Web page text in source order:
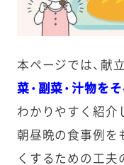
本ページでは、献
菜・副菜・汁物を
わかりやすく紹介
朝昼晩の食事例を
くするための工夫